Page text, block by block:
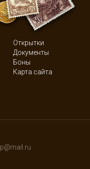
Открытки
Документы
Боны
Карта сайта